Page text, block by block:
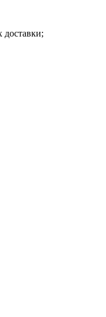
доставки;